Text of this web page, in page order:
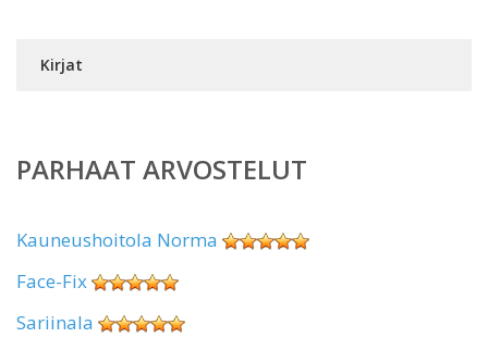
Kirjat
PARHAAT ARVOSTELUT
Kauneushoitola Norma
Face-Fix
Sariinala